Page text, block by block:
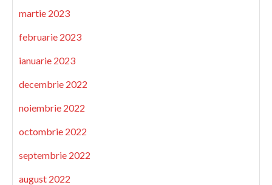
martie 2023
februarie 2023
ianuarie 2023
decembrie 2022
noiembrie 2022
octombrie 2022
septembrie 2022
august 2022